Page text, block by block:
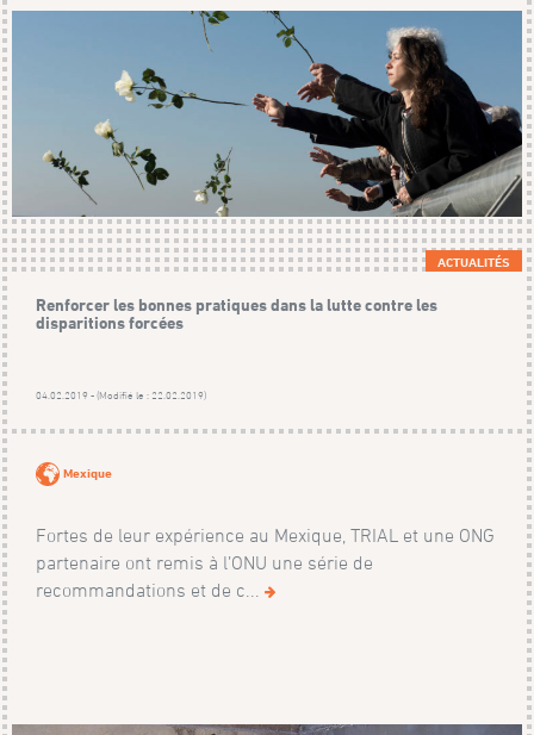
ACTUALITÉS
Renforcer les bonnes pratiques dans la lutte contre les
disparitions forcées
04.02.2019 - (Modifié le : 22.02.2019)
Mexique
Fortes de leur expérience au Mexique, TRIAL et une ONG
partenaire ont remis à l’ONU une série de
recommandations et de c...